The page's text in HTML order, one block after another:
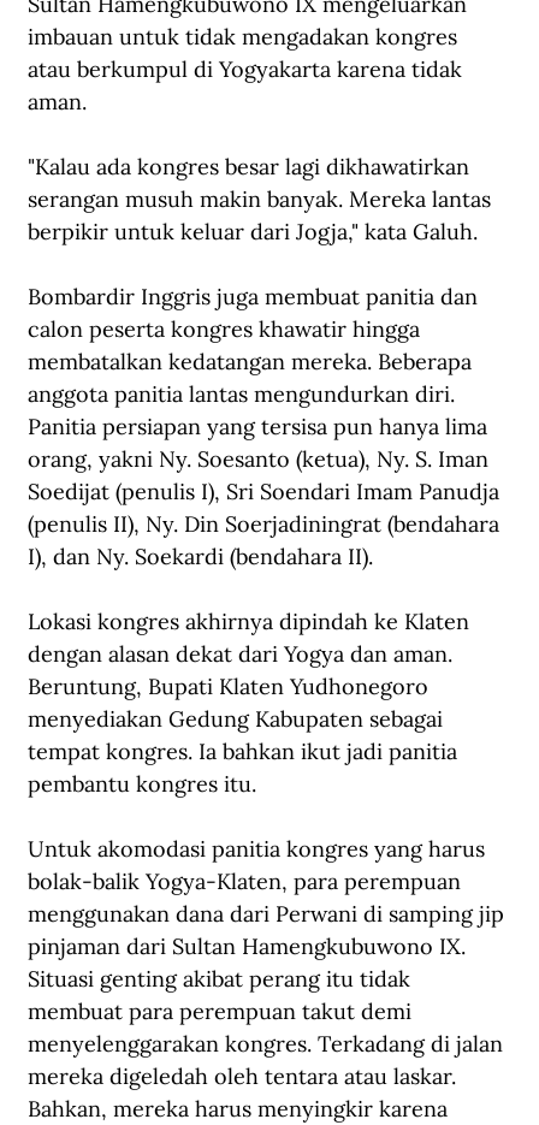
imbauan untuk tidak mengadakan kongres
atau berkumpul di Yogyakarta karena tidak
aman.
"Kalau ada kongres besar lagi dikhawatirkan
serangan musuh makin banyak. Mereka lantas
berpikir untuk keluar dari Jogja," kata Galuh.
Bombardir Inggris juga membuat panitia dan
calon peserta kongres khawatir hingga
membatalkan kedatangan mereka. Beberapa
anggota panitia lantas mengundurkan diri.
Panitia persiapan yang tersisa pun hanya lima
orang, yakni Ny. Soesanto (ketua), Ny. S. Iman
Soedijat (penulis I), Sri Soendari Imam Panudja
(penulis II), Ny. Din Soerjadiningrat (bendahara
I), dan Ny. Soekardi (bendahara II).
Lokasi kongres akhirnya dipindah ke Klaten
dengan alasan dekat dari Yogya dan aman.
Beruntung, Bupati Klaten Yudhonegoro
menyediakan Gedung Kabupaten sebagai
tempat kongres. Ia bahkan ikut jadi panitia
pembantu kongres itu.
Untuk akomodasi panitia kongres yang harus
bolak-balik Yogya-Klaten, para perempuan
menggunakan dana dari Perwani di samping jip
pinjaman dari Sultan Hamengkubuwono IX.
Situasi genting akibat perang itu tidak
membuat para perempuan takut demi
menyelenggarakan kongres. Terkadang di jalan
mereka digeledah oleh tentara atau laskar.
Bahkan, mereka harus menyingkir karena